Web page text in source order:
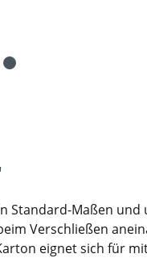
Maßen
Verschließen
eignet sich für